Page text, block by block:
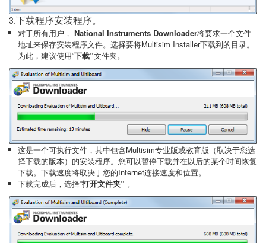
3.下载程序安装程序。
对于所有用户， National Instruments Downloader将要求一个文件
地址来保存安装程序文件。选择要将Multisim Installer下载到的目录。
为此，建议使用“下载”文件夹。
这是一个可执行文件，其中包含Multisim专业版或教育版（取决于您选
择下载的版本）的安装程序。您可以暂停下载并在以后的某个时间恢复
下载。下载速度将取决于您的Internet连接速度和位置。
下载完成后，选择“打开文件夹” 。